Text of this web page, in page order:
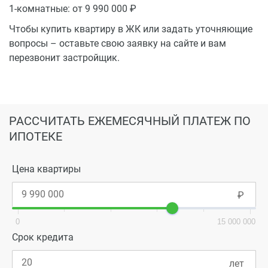
выбором с точки зрения комфорта и потенциала роста
стоимости жилья.
Каждый покупатель получает продуманное жильё с
высоким качеством исполнения и надёжными
Стекольной» — это не просто место для жизни, а
устойчивое вложение в будущее, объединяющее
1-комнатные: от 9 990 000
Чтобы купить квартиру в ЖК или задать уточняющие
вопросы – оставьте свою заявку на сайте и вам
перезвонит застройщик.
РАССЧИТАТЬ ЕЖЕМЕСЯЧНЫЙ ПЛАТЕЖ ПО
ИПОТЕКЕ
Цена квартиры
0 15 000 000
Срок кредита